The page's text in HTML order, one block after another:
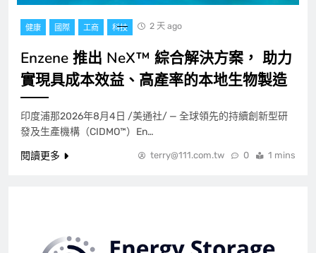
健康 國際 工商 科技 2 天 ago
Enzene 推出 NeX™ 綜合解決方案， 助力
實現具成本效益、高產率的本地生物製造
印度浦那2026年8月4日 /美通社/ — 全球領先的持續創新型研
發及生產機構（CIDMO™）En…
閱讀更多
terry@111.com.tw 0 1 mins